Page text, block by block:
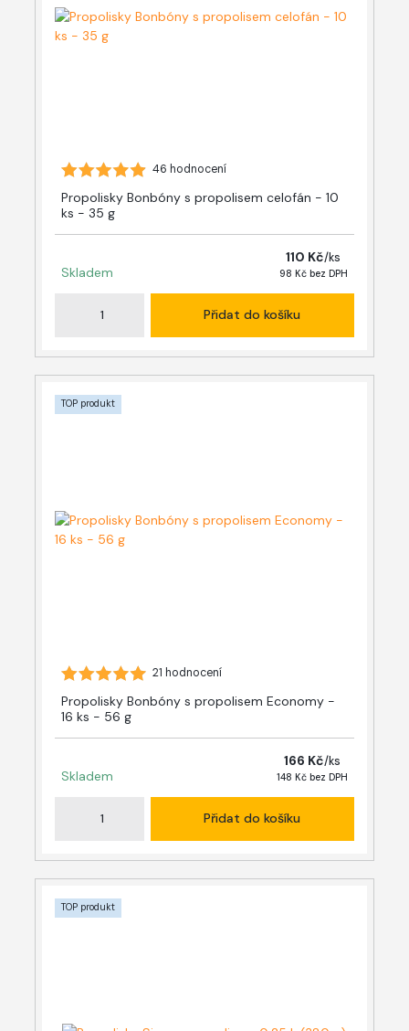
46 hodnocení
Propolisky Bonbóny s propolisem celofán - 10
ks - 35 g
110 Kč/ks
98 Kč bez DPH
Skladem
Přidat do košíku
TOP produkt
21 hodnocení
Propolisky Bonbóny s propolisem Economy -
16 ks - 56 g
166 Kč/ks
148 Kč bez DPH
Skladem
Přidat do košíku
TOP produkt